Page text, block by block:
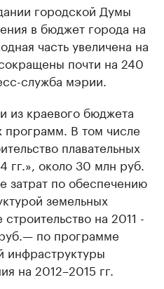
городской Думы
в бюджет города на
часть увеличена на
почти на 240
служба мэрии.
из краевого бюджета
программ. В том числе
плавательных
гг.», около 30 млн руб.
затрат по обеспечению
земельных
на 2011 -
по программе
инфраструктуры
на 2012–2015 гг.